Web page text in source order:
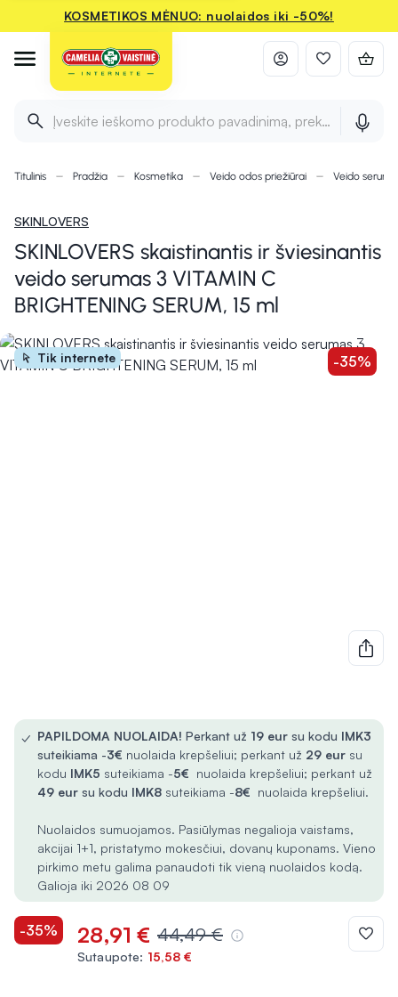
KOSMETIKOS MĖNUO: nuolaidos iki -50%!
Įveskite ieškomo produkto pavadinimą, prekės ženklą ir
Titulinis Pradžia Kosmetika Veido odos priežiūrai Veido
SKINLOVERS
SKINLOVERS skaistinantis ir šviesinantis
veido serumas 3 VITAMIN C
BRIGHTENING SERUM, 15 ml
Tik internete -35%
✓ PAPILDOMA NUOLAIDA! Perkant už 19 eur su kodu IMK3
suteikiama -3€ nuolaida krepšeliui; perkant už 29 eur su
kodu IMK5 suteikiama -5€ nuolaida krepšeliui; perkant už
49 eur su kodu IMK8 suteikiama -8€ nuolaida krepšeliui.
Nuolaidos sumuojamos. Pasiūlymas negalioja vaistams,
akcijai 1+1, pristatymo mokesčiui, dovanų kuponams. Vieno
pirkimo metu galima panaudoti tik vieną nuolaidos kodą.
Galioja iki 2026 08 09
-35% 28,91 € 44,49 €
Sutaupote: 15,58 €